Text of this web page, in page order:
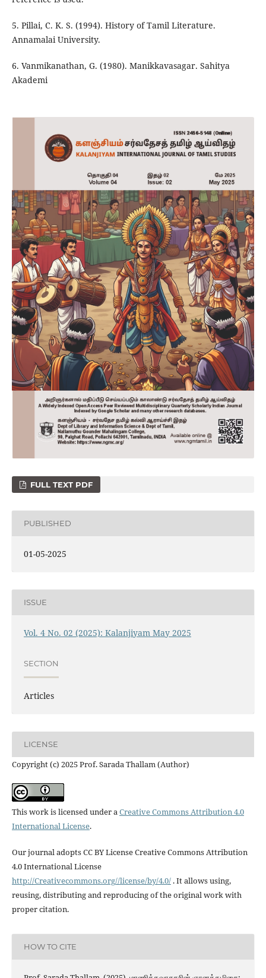
5. Pillai, C. K. S. (1994). History of Tamil Literature.
Annamalai University.
6. Vanmikanathan, G. (1980). Manikkavasagar. Sahitya
Akademi
FULL TEXT PDF
PUBLISHED
01-05-2025
ISSUE
Vol. 4 No. 02 (2025): Kalanjiyam May 2025
SECTION
Articles
LICENSE
Copyright (c) 2025 Prof. Sarada Thallam (Author)
This work is licensed under aCreative Commons Attribution 4.0
International License.
Our journal adopts CC BY License Creative Commons Attribution
4.0 International License
http://Creativecommons.org//license/by/4.0/. It allows using,
reusing, distributing and reproducing of the original work with
proper citation.
HOW TO CITE